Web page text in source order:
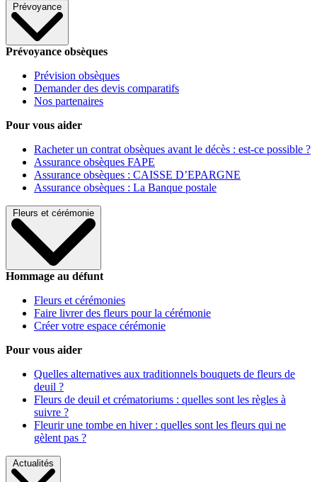
Prévoyance
Prévoyance obsèques
Prévision obsèques
Demander des devis comparatifs
Nos partenaires
Pour vous aider
Racheter un contrat obsèques avant le décès : est-ce possible ?
Assurance obsèques FAPE
Assurance obsèques : CAISSE D’EPARGNE
Assurance obsèques : La Banque postale
Fleurs et cérémonie
Hommage au défunt
Fleurs et cérémonies
Faire livrer des fleurs pour la cérémonie
Créer votre espace cérémonie
Pour vous aider
Quelles alternatives aux traditionnels bouquets de fleurs de
deuil ?
Fleurs de deuil et crématoriums : quelles sont les règles à
suivre ?
Fleurir une tombe en hiver : quelles sont les fleurs qui ne
gèlent pas ?
Actualités